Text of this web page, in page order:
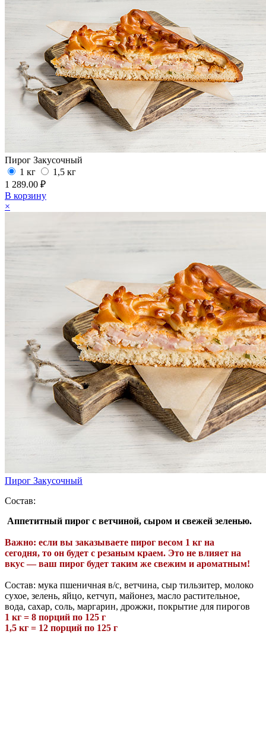
Пирог Закусочный
1 кг
1,5 кг
1 289.00 ₽
В корзину
×
Пирог Закусочный
Состав:
Аппетитный пирог c ветчиной, сыром и свежей зеленью.
Важно: если вы заказываете пирог весом 1 кг на
сегодня, то он будет с резаным краем. Это не влияет на
вкус — ваш пирог будет таким же свежим и ароматным!
Состав: мука пшеничная в/с, ветчина, сыр тильзитер, молоко
сухое, зелень, яйцо, кетчуп, майонез, масло растительное,
вода, сахар, соль, маргарин, дрожжи, покрытие для пирогов
1 кг = 8 порций по 125 г
1,5 кг = 12 порций по 125 г